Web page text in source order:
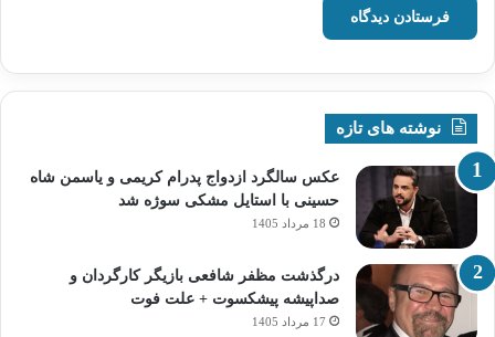
نوشته های تازه
عکس سالگرد ازدواج پدرام کریمی و یاسمن شاه‌
حسینی با استایل مشکی سوژه شد
18 مرداد 1405
درگذشت مظفر شافعی بازیگر کارگردان و
صداپیشه پیشکسوت + علت فوت
17 مرداد 1405